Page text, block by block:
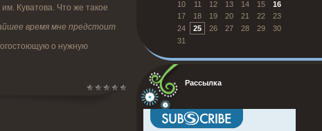
Куватова. Что же такое
время мне предстоит
о нужную
10
11 12 13 14 15
16
17
18 19 20 21 22
23
24
25 26 27 28 29
30
31
Рассылка